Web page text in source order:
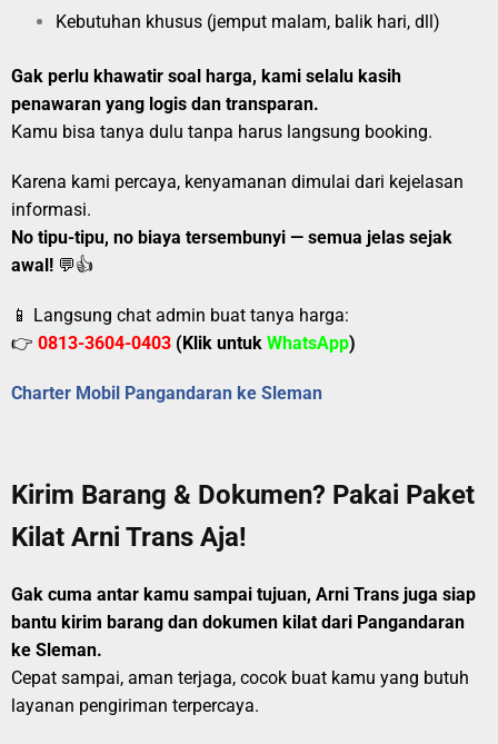
Kebutuhan khusus (jemput malam, balik hari, dll)
Gak perlu khawatir soal harga, kami selalu kasih
penawaran yang logis dan transparan.
Kamu bisa tanya dulu tanpa harus langsung booking.
Karena kami percaya, kenyamanan dimulai dari kejelasan
informasi.
No tipu-tipu, no biaya tersembunyi — semua jelas sejak
awal! 💬👍
📱 Langsung chat admin buat tanya harga:
👉 0813-3604-0403 (Klik untuk WhatsApp)
Charter Mobil Pangandaran ke Sleman
Kirim Barang & Dokumen? Pakai Paket
Kilat Arni Trans Aja!
Gak cuma antar kamu sampai tujuan, Arni Trans juga siap
bantu kirim barang dan dokumen kilat dari Pangandaran
ke Sleman.
Cepat sampai, aman terjaga, cocok buat kamu yang butuh
layanan pengiriman terpercaya.